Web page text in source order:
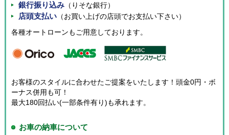
銀行振り込み （りそな銀行）
店頭支払い （お買い上げの店頭でお支払い下さい）
各種オートローンもご用意しております。
お客様のスタイルに合わせたご提案をいたします！頭金0円・ボ
ーナス併用も可！
最大180回払い(一部条件有り)も承れます。
お車の納車について